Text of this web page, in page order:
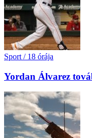
Sport / 18 órája
Yordan Álvarez